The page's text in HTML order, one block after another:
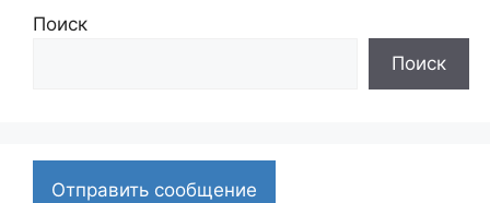
Поиск
Поиск
Отправить сообщение